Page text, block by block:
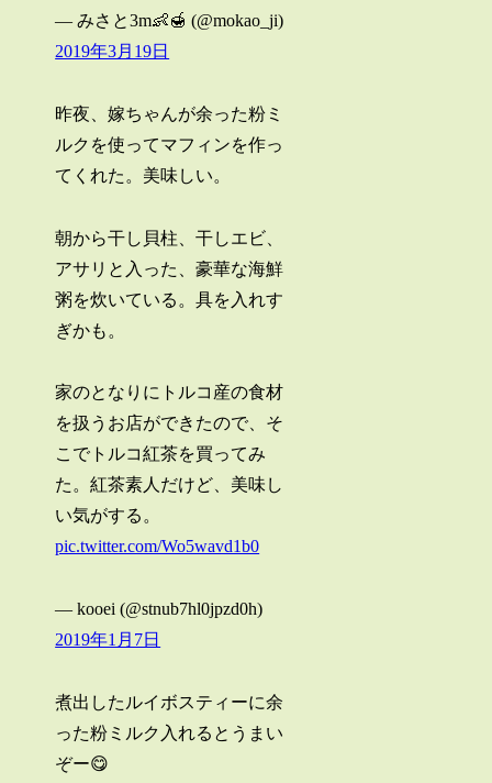
— みさと3m👶🍯 (@mokao_ji)
2019年3月19日
昨夜、嫁ちゃんが余った粉ミ
ルクを使ってマフィンを作っ
てくれた。美味しい。
朝から干し貝柱、干しエビ、
アサリと入った、豪華な海鮮
粥を炊いている。具を入れす
ぎかも。
家のとなりにトルコ産の食材
を扱うお店ができたので、そ
こでトルコ紅茶を買ってみ
た。紅茶素人だけど、美味し
い気がする。
pic.twitter.com/Wo5wavd1b0
— kooei (@stnub7hl0jpzd0h)
2019年1月7日
煮出したルイボスティーに余
った粉ミルク入れるとうまい
ぞー😋